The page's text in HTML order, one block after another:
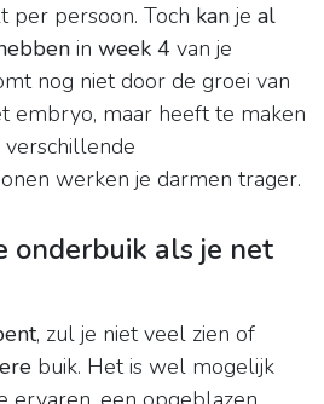
per persoon. Toch kan je al
in week 4 van je
nog niet door de groei van
embryo, maar heeft te maken
werken je darmen trager.
onderbuik als je net
, zul je niet veel zien of
buik. Het is wel mogelijk